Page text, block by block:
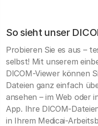
So sieht unser
Probieren Sie es aus –
selbst! Mit unserem
DICOM-Viewer können
Dateien ganz einfach
ansehen – im Web oder
App. Ihre DICOM-
in Ihrem Medicai-